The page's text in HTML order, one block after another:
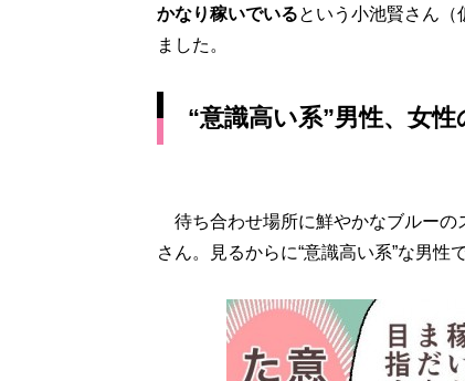
かなり稼いでいるという小池賢さん
ました。
“意識高い系”男性、女
待ち合わせ場所に鮮やかなブルーの
さん。見るからに“意識高い系”な男性で